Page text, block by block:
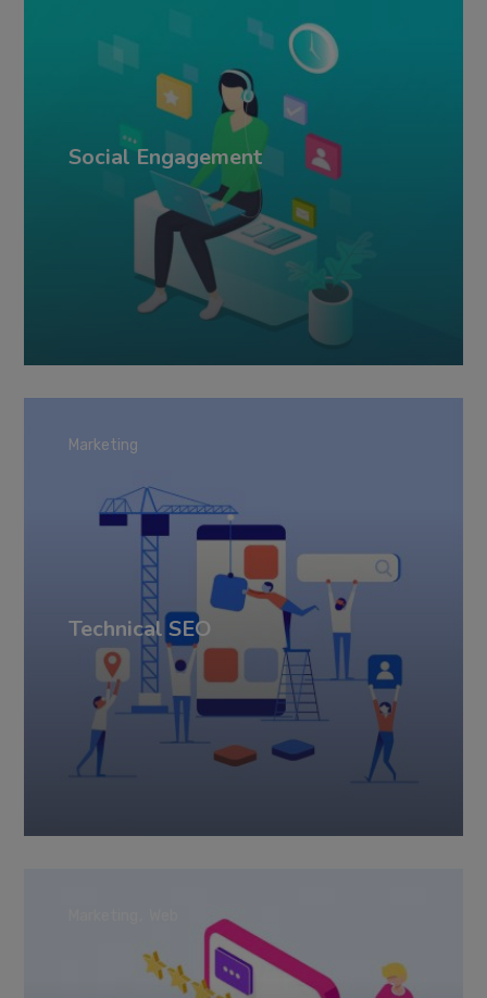
Social Engagement
Technical SEO
Marketing